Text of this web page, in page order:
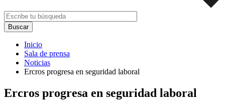
Inicio
Sala de prensa
Noticias
Ercros progresa en seguridad laboral
Ercros progresa en seguridad laboral